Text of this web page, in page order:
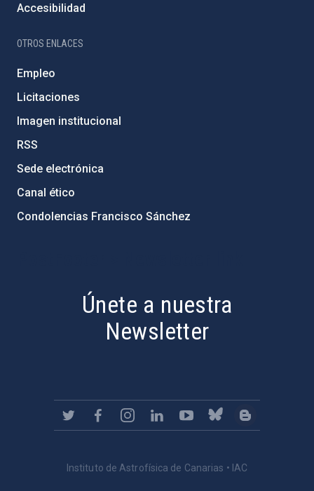
Accesibilidad
OTROS ENLACES
Empleo
Licitaciones
Imagen institucional
RSS
Sede electrónica
Canal ético
Condolencias Francisco Sánchez
Únete a nuestra
Newsletter
Instituto de Astrofísica de Canarias • IAC